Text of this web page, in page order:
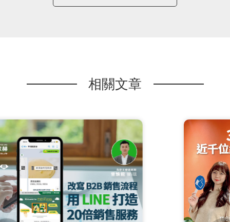
相關文章